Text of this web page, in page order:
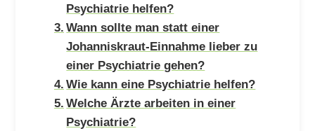
Psychiatrie helfen?
Wann sollte man statt einer
Johanniskraut-Einnahme lieber zu
einer Psychiatrie gehen?
Wie kann eine Psychiatrie helfen?
Welche Ärzte arbeiten in einer
Psychiatrie?